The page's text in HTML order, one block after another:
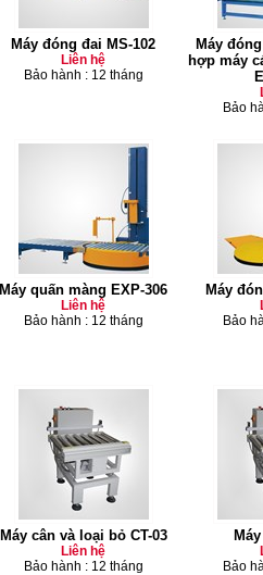
Máy đóng đai MS-102
Liên hệ
Bảo hành : 12 tháng
Máy
hợp máy
Bảo
Máy quấn màng EXP-306
Liên hệ
Bảo hành : 12 tháng
Máy
Bảo
Máy cân và loại bỏ CT-03
Liên hệ
Bảo hành : 12 tháng
Bảo